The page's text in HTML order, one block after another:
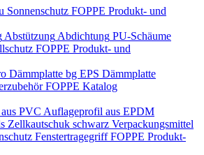
Sonnenschutz FOPPE Produkt- und
Abstützung Abdichtung PU-Schäume
FOPPE Produkt- und
Dämmplatte bg EPS Dämmplatte
FOPPE Katalog
PVC Auflageprofil aus EPDM
Zellkautschuk schwarz Verpackungsmittel
Fenstertragegriff FOPPE Produkt-